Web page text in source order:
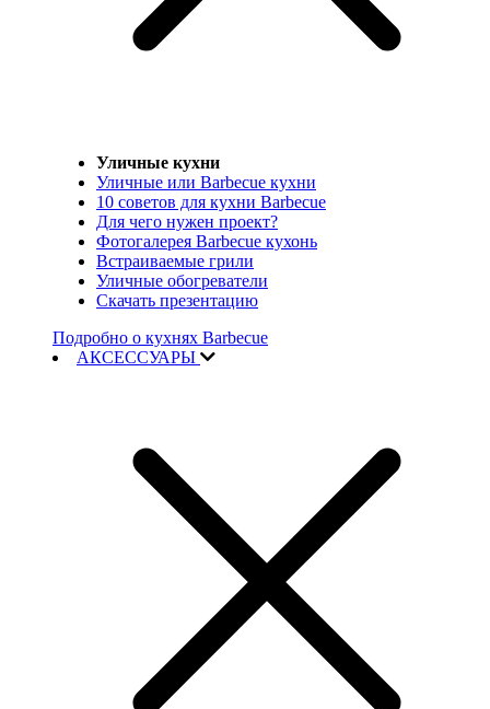
Уличные кухни
Уличные или Barbecue кухни
10 советов для кухни Barbecue
Для чего нужен проект?
Фотогалерея Barbecue кухонь
Встраиваемые грили
Уличные обогреватели
Скачать презентацию
Подробно о кухнях Barbecue
АКСЕССУАРЫ